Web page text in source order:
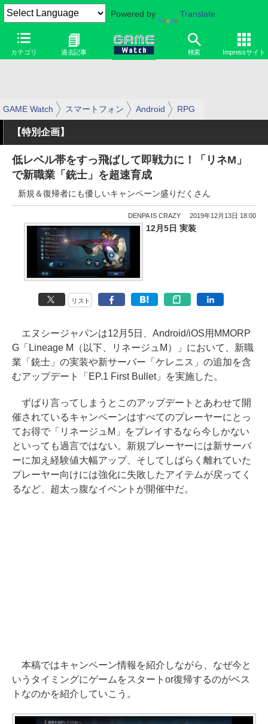
Powered by Translate
カテゴリ 過去記事 検索 Impressサイト
GAME Watch スマートフォン Android RPG
【特別企画】
低レベル帯をすっ飛ばして即戦力に！「リネM」
で新職業「銃士」を超速育成
新規＆復帰者にも優しいキャンペーン盛りだくさん
DENPA IS CRAZY 2019年12月13日 18:00
12月5日 実装
リスト
エヌシージャパンは12月5日、Android/iOS用MMORP
G「Lineage M（以下、リネージュM）」において、新職
業「銃士」の実装や新サーバー「ケレニス」の追加を含
むアップデート「EP.1 First Bullet」を実施した。
ずばり言ってしまうとこのアップデートとあわせて開
催されているキャンペーンはすべてのプレーヤーにとっ
てお得で「リネージュM」をプレイするなら今しかない
といっても過言ではない。新規プレーヤーには新サーバ
ーに加え経験値大幅アップ、そしてしばらく離れていた
プレーヤー向けには強化に失敗したアイテムが戻ってく
るなど、超太っ腹なイベントが開催中だ。
本稿ではキャンペーン情報を紹介しながら、なぜ今と
いうタイミングにゲームをスタートor復帰するのがベス
トなのかを紹介していこう。